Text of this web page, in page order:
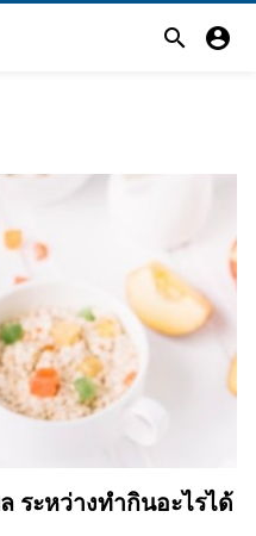
 
ระหว่างทำกินอะไรได้